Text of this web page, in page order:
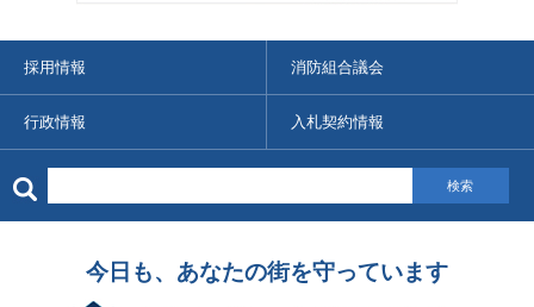
採用情報 消防組合議会
行政情報 入札契約情報
検索
今日も、あなたの街を守っています